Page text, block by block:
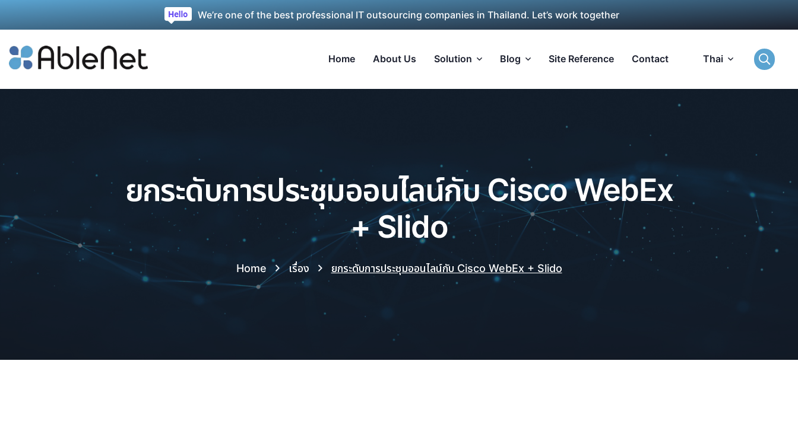
We’re one of the best professional IT outsourcing companies in Thailand. Let’s work together
Home About Us Solution Blog Site Reference Contact Thai
ยกระดับการประชุมออนไลน์กับ Cisco WebEx
+ Slido
Home เรื่อง ยกระดับการประชุมออนไลน์กับ Cisco WebEx + Slido